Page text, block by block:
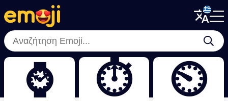
Menu
Close
Menu
Close
⌚ ⏱ ⏲